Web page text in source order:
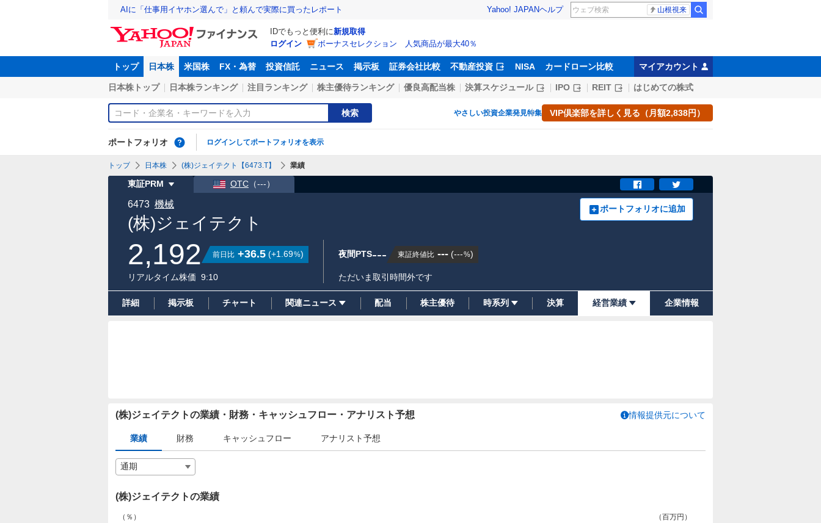
AIに「仕事用イヤホン選んで」と頼んで実際に買ったレポート Yahoo! JAPANヘルプ 山根視来
IDでもっと便利に新規取得
ログイン
ボーナスセレクション 人気商品が最大40％
トップ 日本株 米国株 FX・為替 投資信託 ニュース 掲示板 証券会社比較 不動産投資 NISA カードローン比較 マイアカウント
日本株トップ 日本株ランキング 注目ランキング 株主優待ランキング 優良高配当株 決算スケジュール IPO REIT はじめての株式
検索 やさしい投資企業発見特集 VIP倶楽部を詳しく見る（月額2,838円）
ポートフォリオ ログインしてポートフォリオを表示
トップ 日本株 (株)ジェイテクト【6473.T】 業績
東証PRM OTC （---）
(株)ジェイテクト
6473 機械 ポートフォリオに追加
2,192 前日比 +36.5 (+1.69%)
リアルタイム株価 9:10
夜間PTS--- 東証終値比 --- (---%)
ただいま取引時間外です
詳細 掲示板 チャート 関連ニュース 配当 株主優待 時系列 決算 経営業績 企業情報
(株)ジェイテクトの業績・財務・キャッシュフロー・アナリスト予想 情報提供元について
業績 財務 キャッシュフロー アナリスト予想
(株)ジェイテクトの業績